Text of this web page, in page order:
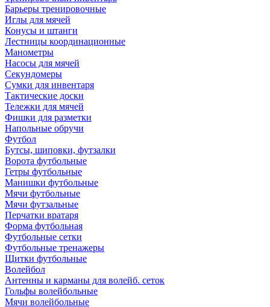
Барьеры тренировочные
Иглы для мячей
Конусы и штанги
Лестницы координационные
Манометры
Насосы для мячей
Секундомеры
Сумки для инвентаря
Тактические доски
Тележки для мячей
Фишки для разметки
Напольные обручи
Футбол
Бутсы, шиповки, футзалки
Ворота футбольные
Гетры футбольные
Манишки футбольные
Мячи футбольные
Мячи футзальные
Перчатки вратаря
Форма футбольная
Футбольные сетки
Футбольные тренажеры
Щитки футбольные
Волейбол
Антенны и карманы для волейб. сеток
Гольфы волейбольные
Мячи волейбольные